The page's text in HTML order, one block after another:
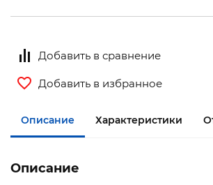
Добавить в сравнение
Добавить в избранное
Описание Характеристики
Описание